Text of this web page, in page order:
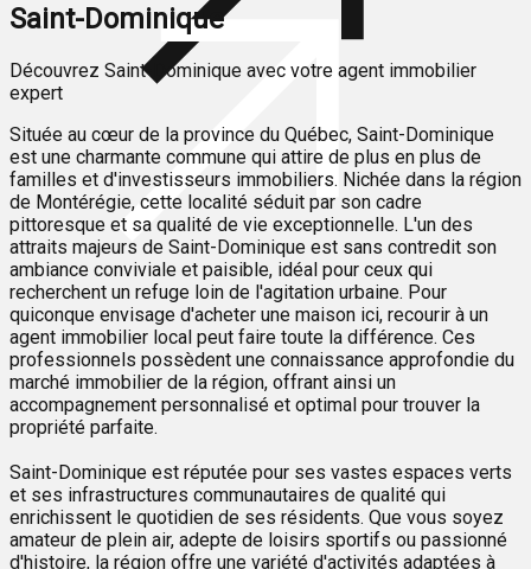
Saint-Dominique
Découvrez Saint-Dominique avec votre agent immobilier
expert
Située au cœur de la province du Québec, Saint-Dominique
est une charmante commune qui attire de plus en plus de
familles et d'investisseurs immobiliers. Nichée dans la région
de Montérégie, cette localité séduit par son cadre
pittoresque et sa qualité de vie exceptionnelle. L'un des
attraits majeurs de Saint-Dominique est sans contredit son
ambiance conviviale et paisible, idéal pour ceux qui
recherchent un refuge loin de l'agitation urbaine. Pour
quiconque envisage d'acheter une maison ici, recourir à un
agent immobilier local peut faire toute la différence. Ces
professionnels possèdent une connaissance approfondie du
marché immobilier de la région, offrant ainsi un
accompagnement personnalisé et optimal pour trouver la
propriété parfaite.
Saint-Dominique est réputée pour ses vastes espaces verts
et ses infrastructures communautaires de qualité qui
enrichissent le quotidien de ses résidents. Que vous soyez
amateur de plein air, adepte de loisirs sportifs ou passionné
d'histoire, la région offre une variété d'activités adaptées à